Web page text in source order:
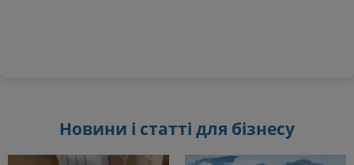
Новини і статті для бізнесу